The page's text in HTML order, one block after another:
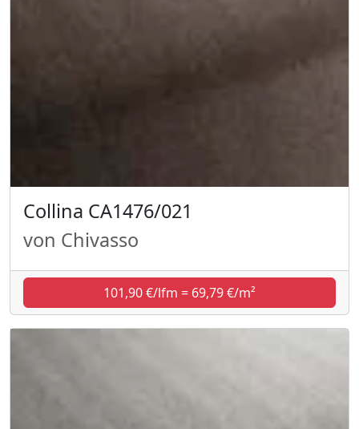
Collina CA1476/021
von Chivasso
101,90 €/lfm = 69,79 €/m²